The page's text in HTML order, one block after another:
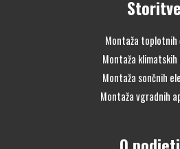
Storitve
Montaža toplotnih
Montaža klimatskih
Montaža sončnih
Montaža vgradnih